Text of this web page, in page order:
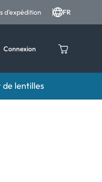
d'expédition FR
Connexion
lentilles